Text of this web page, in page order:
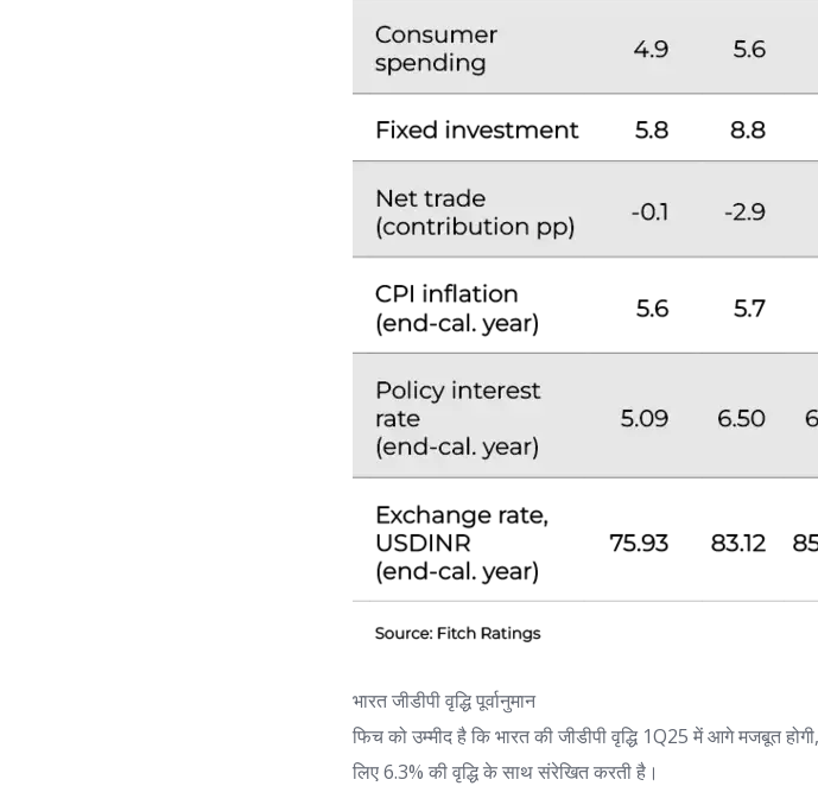
भारत जीडीपी वृद्धि पूर्वानुमान
फिच को उम्मीद है कि भारत की जीडीपी वृद्धि 1Q25 में आगे मजबूत
लिए 6.3% की वृद्धि के साथ संरेखित करती है।